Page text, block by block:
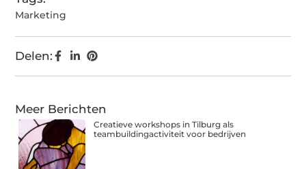
Marketing
Delen:
Meer Berichten
Creatieve workshops in Tilburg als
teambuildingactiviteit voor bedrijven